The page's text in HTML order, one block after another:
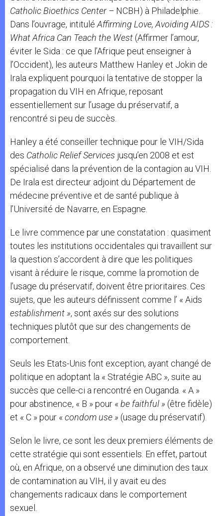
Catholic Bioethics Center – NCBH) à Philadelphie.
Dans l’ouvrage, intitulé Affirming Love, Avoiding AIDS :
What Africa Can Teach the West (Affirmer l’amour,
éviter le Sida : ce que l’Afrique peut enseigner à
l’Occident), les auteurs Matthew Hanley et Jokin de
Irala expliquent pourquoi la tentative de stopper la
propagation du VIH en Afrique, reposant
essentiellement sur l’usage du préservatif, a
rencontré si peu de succès.
Hanley a été conseiller technique pour le VIH/Sida
des Catholic Relief Services jusqu’en 2008 et est
spécialisé dans la prévention de la contagion au VIH.
De Irala est directeur adjoint du Département de
médecine préventive et de santé publique à
l’Université de Navarre, en Espagne.
Le livre commence par une constatation : quasiment
toutes les institutions occidentales qui travaillent sur
la question s’accordent à dire que les politiques
visant à réduire le risque, comme la promotion de
l’usage du préservatif, doivent être prioritaires. Ces
sujets, que les auteurs définissent comme l’ « Aids
establishment », sont axés sur des solutions
techniques plutôt que sur des changements de
comportement.
Seuls les Etats-Unis font exception, ayant changé de
politique en adoptant la « Stratégie ABC », suite au
succès que celle-ci a rencontré en Ouganda. « A »
pour abstinence, « B » pour « be faithful » (être fidèle)
et « C » pour « condom use » (usage du préservatif).
Selon le livre, ce sont les deux premiers éléments de
cette stratégie qui sont essentiels. En effet, partout
où, en Afrique, on a observé une diminution des taux
de contamination au VIH, il y avait eu des
changements radicaux dans le comportement
sexuel.